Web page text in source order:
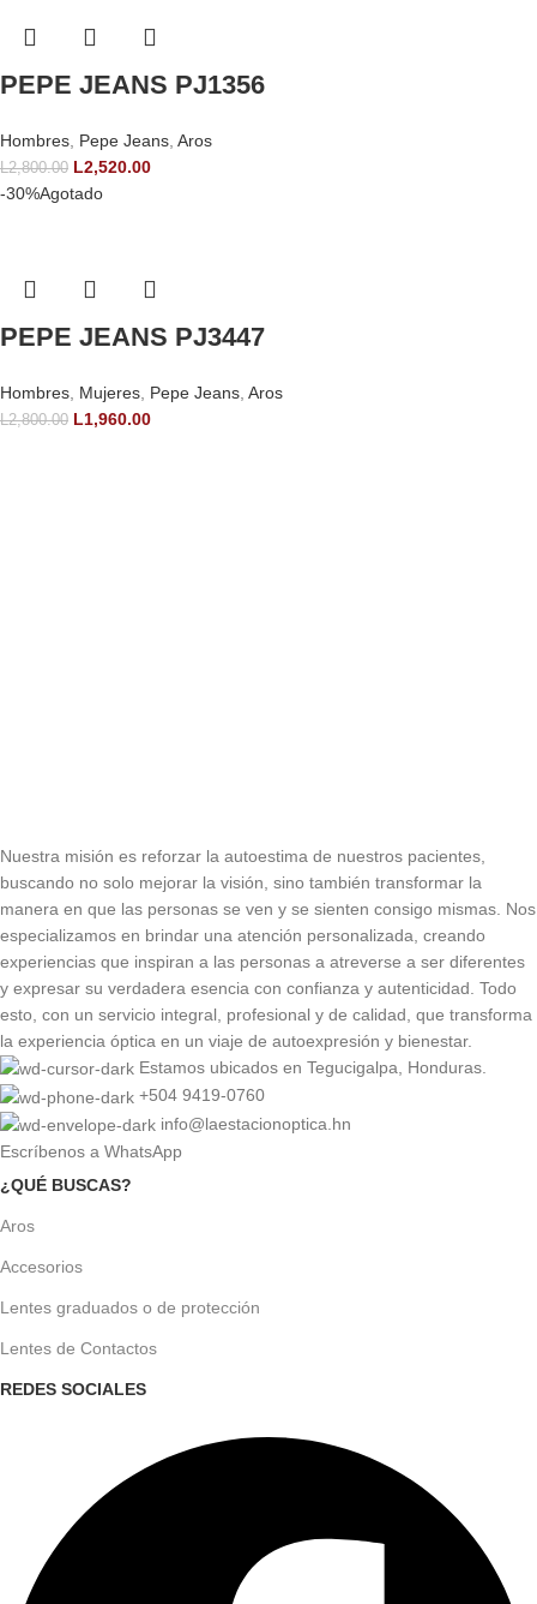
PEPE JEANS PJ1356
Hombres Pepe Jeans Aros
L2,800.00 L2,520.00
-30%Agotado
PEPE JEANS PJ3447
Hombres Mujeres Pepe Jeans Aros
L2,800.00 L1,960.00
Nuestra misión es reforzar la autoestima de nuestros pacientes,
buscando no solo mejorar la visión, sino también transformar la
manera en que las personas se ven y se sienten consigo mismas. Nos
especializamos en brindar una atención personalizada, creando
experiencias que inspiran a las personas a atreverse a ser diferentes
y expresar su verdadera esencia con confianza y autenticidad. Todo
esto, con un servicio integral, profesional y de calidad, que transforma
la experiencia óptica en un viaje de autoexpresión y bienestar.
Estamos ubicados en Tegucigalpa, Honduras.
+504 9419-0760
info@laestacionoptica.hn
Escríbenos a WhatsApp
¿QUÉ BUSCAS?
Aros
Accesorios
Lentes graduados o de protección
Lentes de Contactos
REDES SOCIALES